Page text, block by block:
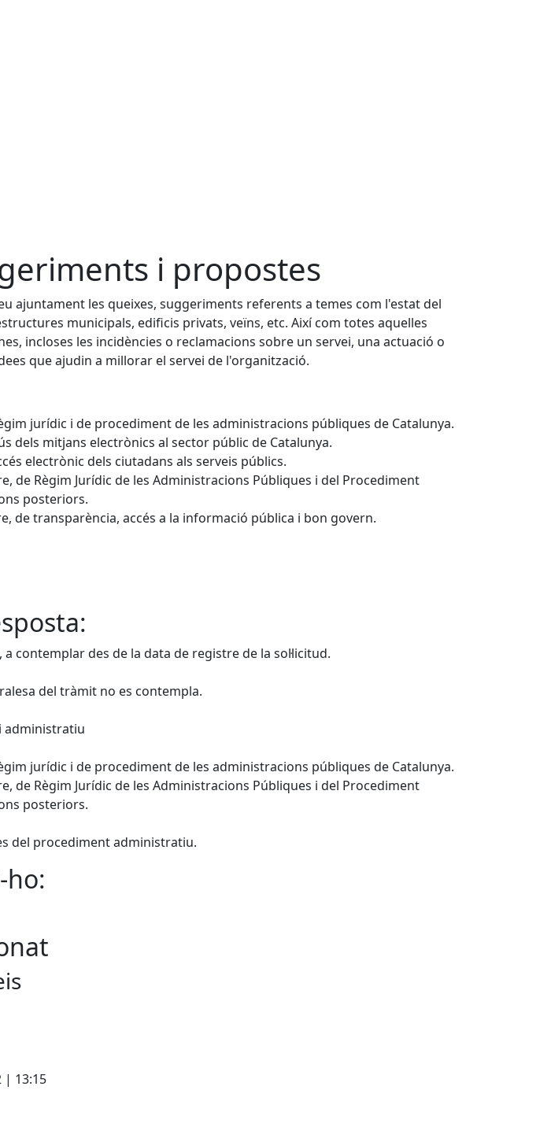
i propostes
ajuntament les queixes, suggeriments referents a temes com l'estat del
municipals, edificis privats, veïns, etc. Així com totes aquelles
incloses les incidències o reclamacions sobre un servei, una actuació o
que ajudin a millorar el servei de l'organització.
jurídic i de procediment de les administracions públiques de Catalunya.
dels mitjans electrònics al sector públic de Catalunya.
electrònic dels ciutadans als serveis públics.
de Règim Jurídic de les Administracions Públiques i del Procediment
posteriors.
de transparència, accés a la informació pública i bon govern.
contemplar des de la data de registre de la sol·licitud.
del tràmit no es contempla.
administratiu
jurídic i de procediment de les administracions públiques de Catalunya.
de Règim Jurídic de les Administracions Públiques i del Procediment
posteriors.
del procediment administratiu.
ho:
| 13:15